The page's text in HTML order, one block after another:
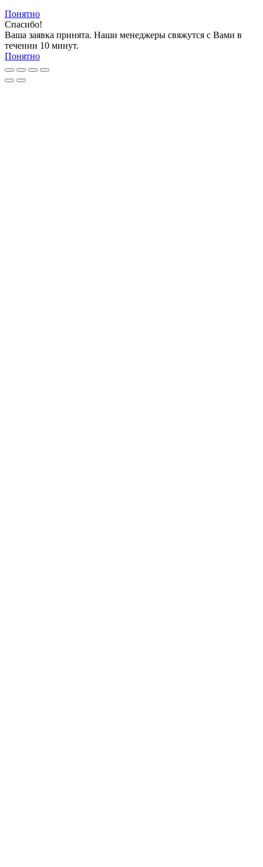
Понятно
Спасибо!
Ваша заявка принята. Наши менеджеры свяжутся с Вами в
течении 10 минут.
Понятно